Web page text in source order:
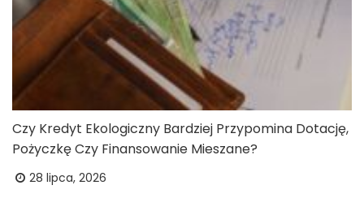
Czy Kredyt Ekologiczny Bardziej Przypomina Dotację,
Pożyczkę Czy Finansowanie Mieszane?
28 lipca, 2026